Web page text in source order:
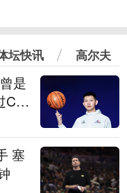
坛快讯 高尔夫
是
CB
塞